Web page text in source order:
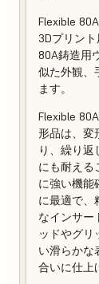
Flexible
3Dプリント
80A鋳造用
似た外観、
ます。
Flexible
形品は、変
り、繰り
にも耐える
に強い機能
に最適で、
なインサー
ッドやグリ
い滑らかな
合いに仕上